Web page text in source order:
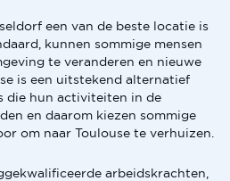
een van de beste locatie is
kunnen sommige mensen
te veranderen en nieuwe
is een uitstekend alternatief
die hun activiteiten in de
en daarom kiezen sommige
om naar Toulouse te verhuizen.
arbeidskrachten,